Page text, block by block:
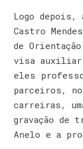
Logo depois,
Castro
de
visa auxiliar
eles
parceiros, no
carreiras,
gravação de
Anelo e a